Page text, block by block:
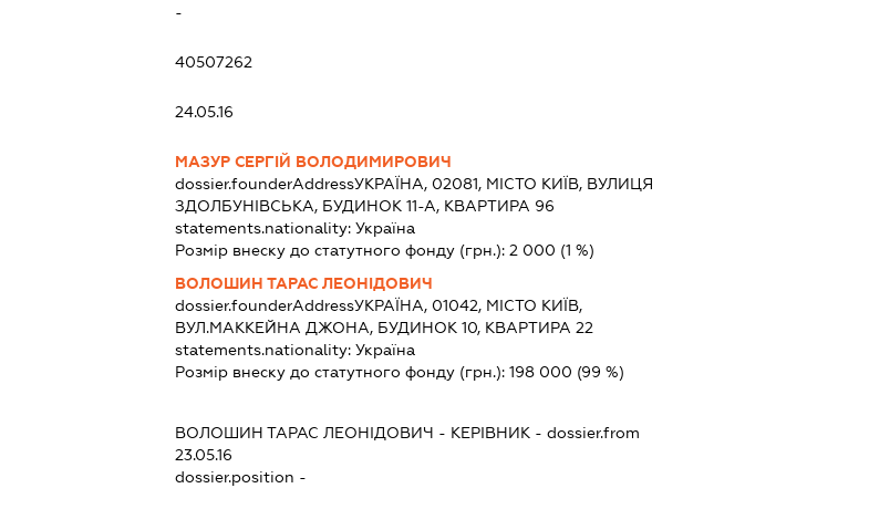
-
40507262
24.05.16
МАЗУР СЕРГІЙ ВОЛОДИМИРОВИЧ
dossier.founderAddressУКРАЇНА, 02081, МІСТО КИЇВ, ВУЛИЦЯ
ЗДОЛБУНІВСЬКА, БУДИНОК 11-А, КВАРТИРА 96
statements.nationality:Україна
Розмір внеску до статутного фонду (грн.):2 000 (1 %)
ВОЛОШИН ТАРАС ЛЕОНІДОВИЧ
dossier.founderAddressУКРАЇНА, 01042, МІСТО КИЇВ,
ВУЛ.МАККЕЙНА ДЖОНА, БУДИНОК 10, КВАРТИРА 22
statements.nationality:Україна
Розмір внеску до статутного фонду (грн.):198 000 (99 %)
ВОЛОШИН ТАРАС ЛЕОНІДОВИЧ - КЕРІВНИК - dossier.from
23.05.16
dossier.position -